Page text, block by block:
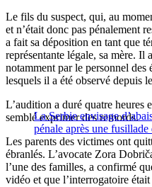
Le fils du suspect, qui, au
et n’était donc pas pénalement
a fait sa déposition en tant que
représentante légale, sa mère. Il
notamment par le personnel des
lesquels il a été observé depuis
La Serbie envisage
pénale après une fusillade
L’audition a duré quatre heures
semblé exprimer des remords.
Les parents des victimes ont
ébranlés. L’avocate Zora
l’une des familles, a confirmé
vidéo et que l’interrogatoire